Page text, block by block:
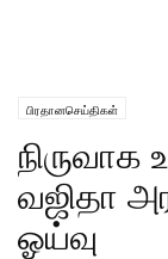
பிரதானசெய்திகள்
வஜிதா
ஓய்வு